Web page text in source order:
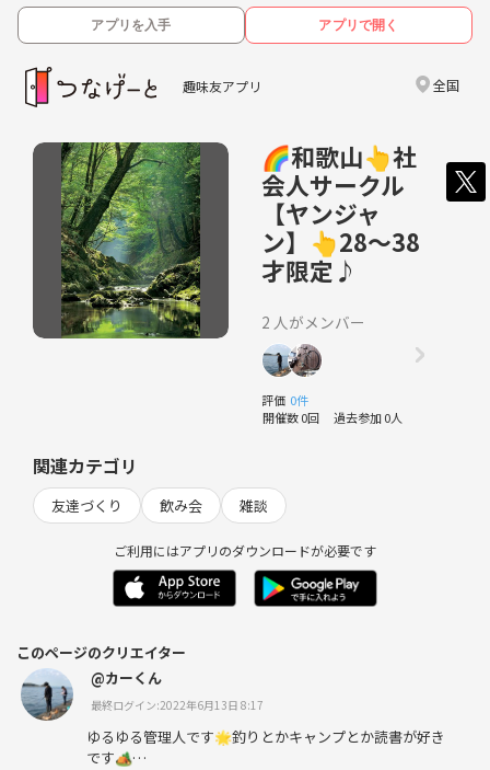
アプリを入手 アプリで開く
趣味友アプリ 全国
🌈和歌山👆社
会人サークル
【ヤンジャ
ン】👆28～38
才限定♪
2 人がメンバー
評価 0件
開催数 0回 過去参加 0人
関連カテゴリ
友達づくり 飲み会 雑談
ご利用にはアプリのダウンロードが必要です
このページのクリエイター
@カーくん
最終ログイン:2022年6月13日 8:17
ゆるゆる管理人です🌟釣りとかキャンプとか読書が好き
です🏕